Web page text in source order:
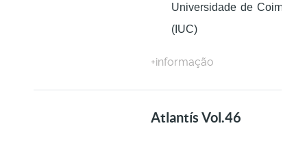
Universidade de Coimbra
(IUC)
+informação
Atlantís Vol.46